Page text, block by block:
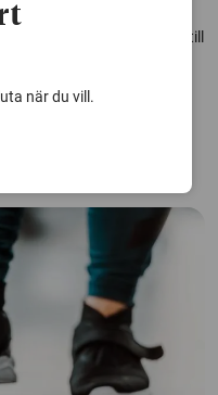
att drabbas av hjärt-
senare i livet – ofta till
liv. Två studier visar att
här risken.
när du vill.